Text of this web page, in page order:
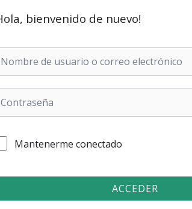
bienvenido de nuevo!
Mantenerme conectado
ACCEDER